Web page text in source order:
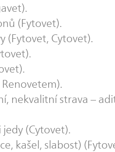
(Fytovet).
(Fytovet, Cytovet).
nekvalitní strava –
(Cytovet).
kašel, slabost)